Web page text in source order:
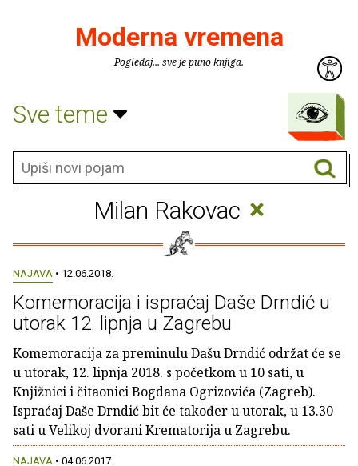
Moderna vremena
Pogledaj... sve je puno knjiga.
Sve teme
Milan Rakovac ×
NAJAVA • 12.06.2018.
Komemoracija i ispraćaj Daše Drndić u
utorak 12. lipnja u Zagrebu
Komemoracija za preminulu Dašu Drndić održat će se
u utorak, 12. lipnja 2018. s početkom u 10 sati, u
Knjižnici i čitaonici Bogdana Ogrizovića (Zagreb).
Ispraćaj Daše Drndić bit će također u utorak, u 13.30
sati u Velikoj dvorani Krematorija u Zagrebu.
NAJAVA • 04.06.2017.